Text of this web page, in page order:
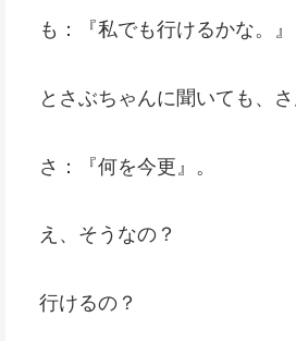
も：『私でも行けるかな。』
とさぶちゃんに聞いても、
さ：『何を今更』。
え、そうなの？
行けるの？